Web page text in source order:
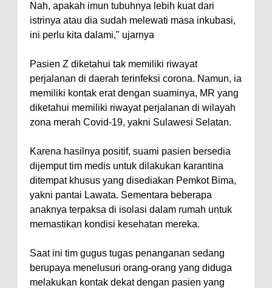
Kado HUT Bhayangkara Ke-80,
Kapolres Bima Pimpin Kenaikan
Bakti Sosial Bhayangkara Ke-80,
Satsamapta Polres Bima Bantu
Warga Dena Hadapi Krisis Air
Bersih
Sabu di Tambe, 2 Pria
Diamankan Bersama 23 Poket
Sabu Siap Edar
SIGAPUAN dan Ikhtiar Kota Bima
Menjemput Korban Kekerasan
ke Kades dan Ketua RT Yang
Aktif Bantu Polisi Berantas
Nah, apakah imun tubuhnya lebih kuat dari
istrinya atau dia sudah melewati masa inkubasi,
ini perlu kita dalami," ujarnya
Pasien Z diketahui tak memiliki riwayat
perjalanan di daerah terinfeksi corona. Namun, ia
memiliki kontak erat dengan suaminya, MR yang
diketahui memiliki riwayat perjalanan di wilayah
zona merah Covid-19, yakni Sulawesi Selatan.
Karena hasilnya positif, suami pasien bersedia
dijemput tim medis untuk dilakukan karantina
ditempat khusus yang disediakan Pemkot Bima,
yakni pantai Lawata. Sementara beberapa
anaknya terpaksa di isolasi dalam rumah untuk
memastikan kondisi kesehatan mereka.
Saat ini tim gugus tugas penanganan sedang
berupaya menelusuri orang-orang yang diduga
melakukan kontak dekat dengan pasien yang